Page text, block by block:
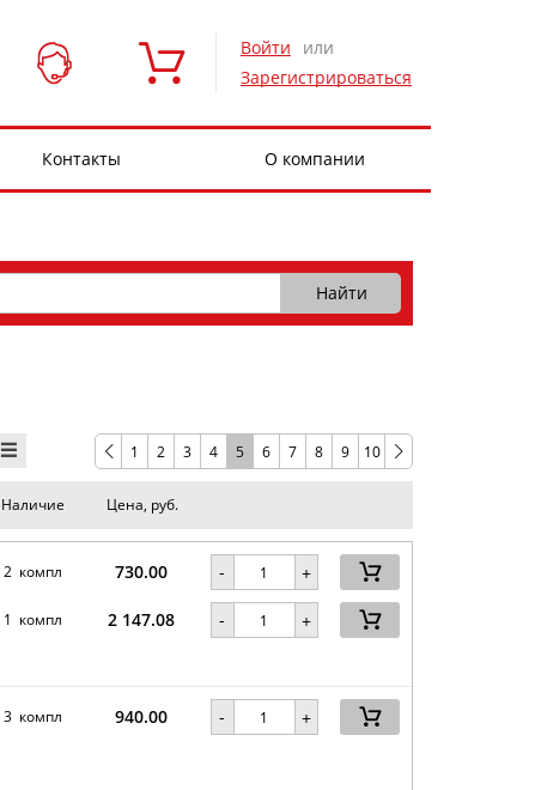
Войти
или
Зарегистрироваться
Контакты О компании
1 2 3 4 5 6 7 8 9 10
Наличие Цена, руб.
2 компл 730.00 - +
1 компл 2 147.08 - +
3 компл 940.00 - +